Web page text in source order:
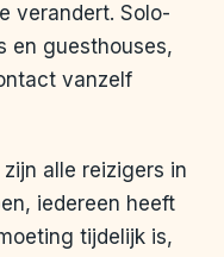
verandert. Solo-
en guesthouses,
vanzelf
alle reizigers in
iedereen heeft
tijdelijk is,